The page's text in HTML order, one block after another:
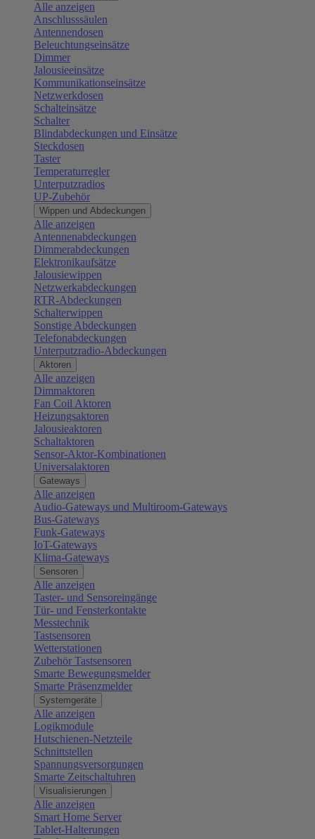
Alle anzeigen
Anschlusssäulen
Antennendosen
Beleuchtungseinsätze
Dimmer
Jalousieeinsätze
Kommunikationseinsätze
Netzwerkdosen
Schalteinsätze
Schalter
Blindabdeckungen und Einsätze
Steckdosen
Taster
Temperaturregler
Unterputzradios
UP-Zubehör
Wippen und Abdeckungen
Alle anzeigen
Antennenabdeckungen
Dimmerabdeckungen
Elektronikaufsätze
Jalousiewippen
Netzwerkabdeckungen
RTR-Abdeckungen
Schalterwippen
Sonstige Abdeckungen
Telefonabdeckungen
Unterputzradio-Abdeckungen
Aktoren
Alle anzeigen
Dimmaktoren
Fan Coil Aktoren
Heizungsaktoren
Jalousieaktoren
Schaltaktoren
Sensor-Aktor-Kombinationen
Universalaktoren
Gateways
Alle anzeigen
Audio-Gateways und Multiroom-Gateways
Bus-Gateways
Funk-Gateways
IoT-Gateways
Klima-Gateways
Sensoren
Alle anzeigen
Taster- und Sensoreingänge
Tür- und Fensterkontakte
Messtechnik
Tastsensoren
Wetterstationen
Zubehör Tastsensoren
Smarte Bewegungsmelder
Smarte Präsenzmelder
Systemgeräte
Alle anzeigen
Logikmodule
Hutschienen-Netzteile
Schnittstellen
Spannungsversorgungen
Smarte Zeitschaltuhren
Visualisierungen
Alle anzeigen
Smart Home Server
Tablet-Halterungen